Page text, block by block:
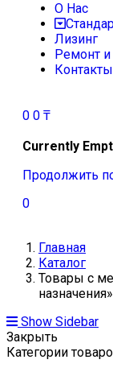
О Нас
Лизинг
Ремонт
Контакты
0 0 ₸
Currently
Продолжить
0
Главная
Каталог
Товары с
назначения»
Show Sidebar
Закрыть
Категории